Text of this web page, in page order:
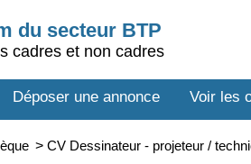
du secteur BTP
cadres et non cadres
Déposer une annonce Voir les
> CV Dessinateur - projeteur /